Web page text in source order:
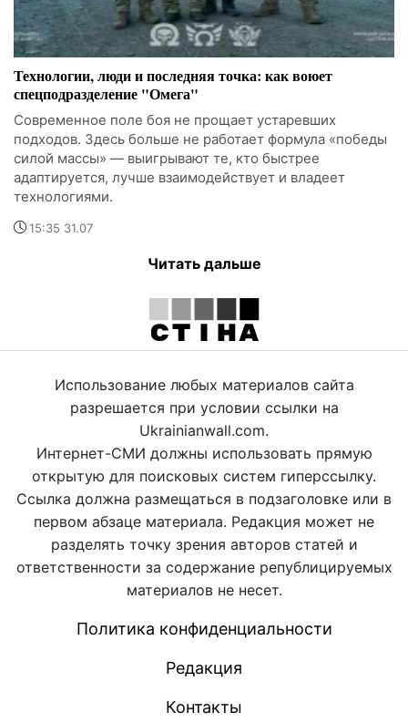
Технологии, люди и последняя точка: как воюет
спецподразделение "Омега"
Современное поле боя не прощает устаревших
подходов. Здесь больше не работает формула «победы
силой массы» — выигрывают те, кто быстрее
адаптируется, лучше взаимодействует и владеет
технологиями.
15:35 31.07
Читать дальше
Использование любых материалов сайта
разрешается при условии ссылки на
Ukrainianwall.com.
Интернет-СМИ должны использовать прямую
открытую для поисковых систем гиперссылку.
Ссылка должна размещаться в подзаголовке или в
первом абзаце материала. Редакция может не
разделять точку зрения авторов статей и
ответственности за содержание републицируемых
материалов не несет.
Политика конфиденциальности
Редакция
Контакты